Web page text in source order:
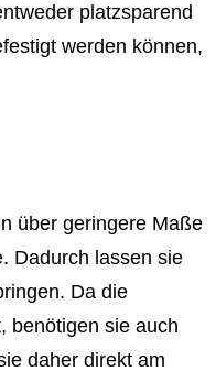
platzsparend
werden können,
über geringere Maße
Dadurch lassen sie
Da die
benötigen sie auch
daher direkt am